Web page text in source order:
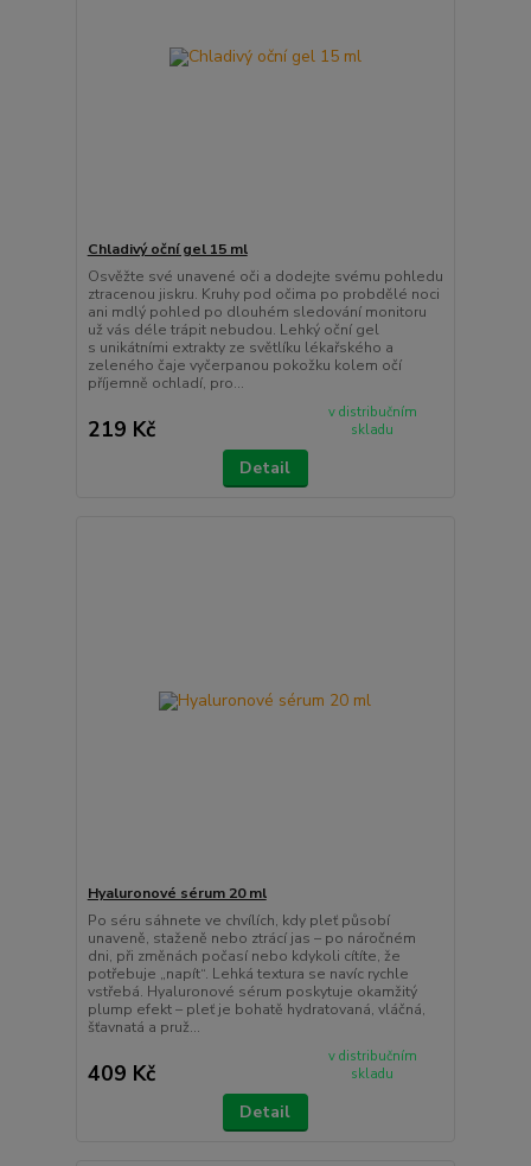
Chladivý oční gel 15 ml
Osvěžte své unavené oči a dodejte svému pohledu
ztracenou jiskru. Kruhy pod očima po probdělé noci
ani mdlý pohled po dlouhém sledování monitoru
už vás déle trápit nebudou. Lehký oční gel
s unikátními extrakty ze světlíku lékařského a
zeleného čaje vyčerpanou pokožku kolem očí
příjemně ochladí, pro...
219 Kč
v distribučním
skladu
Detail
Hyaluronové sérum 20 ml
Po séru sáhnete ve chvílích, kdy pleť působí
unaveně, staženě nebo ztrácí jas – po náročném
dni, při změnách počasí nebo kdykoli cítíte, že
potřebuje „napít“. Lehká textura se navíc rychle
vstřebá. Hyaluronové sérum poskytuje okamžitý
plump efekt – pleť je bohatě hydratovaná, vláčná,
šťavnatá a pruž...
409 Kč
v distribučním
skladu
Detail